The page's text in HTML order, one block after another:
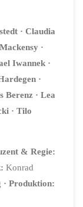
· Claudia
·
Iwannek ·
·
Berenz · Lea
· Tilo
& Regie:
Konrad
·Produktion: